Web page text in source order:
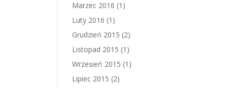
Marzec 2016 (1)
Luty 2016 (1)
Grudzień 2015 (2)
Listopad 2015 (1)
Wrzesień 2015 (1)
Lipiec 2015 (2)